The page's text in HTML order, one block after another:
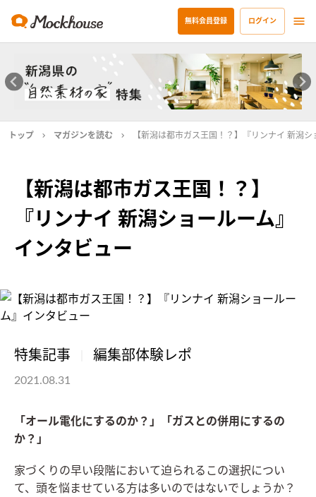
無料会員登録 ログイン
トップ マガジンを読む 【新潟は都市ガス王国！？】『リンナイ 新潟
【新潟は都市ガス王国！？】
『リンナイ 新潟ショールーム』
インタビュー
特集記事 編集部体験レポ
2021.08.31
「オール電化にするのか？」「ガスとの併用にするの
か？」
家づくりの早い段階において迫られるこの選択につい
て、頭を悩ませている方は多いのではないでしょうか？